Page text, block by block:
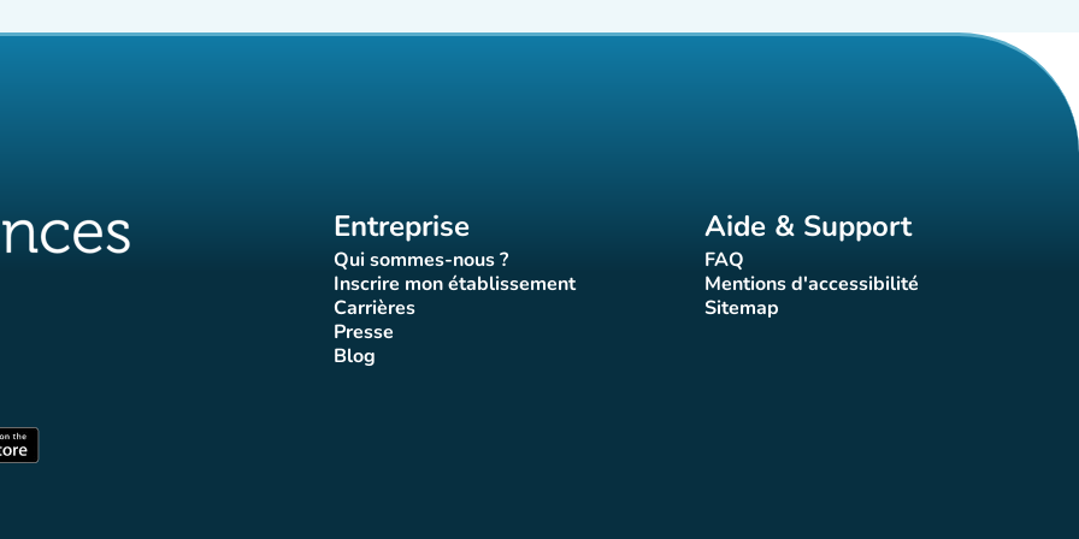
onglet)
Entreprise
Qui sommes-nous ?
(nouvel onglet)
Inscrire mon établissement
(nouvel onglet)
Carrières(nouvel onglet)
Presse(nouvel onglet)
Blog(nouvel onglet)
Aide & Support
FAQ(nouvel onglet)
Mentions d'accessibilité
(nouvel onglet)
Sitemap(nouvel onglet)